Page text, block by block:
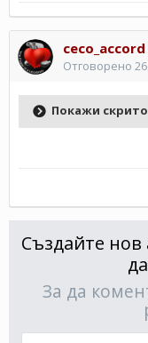
ceco_accord
Отговорено
Покажи
Създайте нов
За да